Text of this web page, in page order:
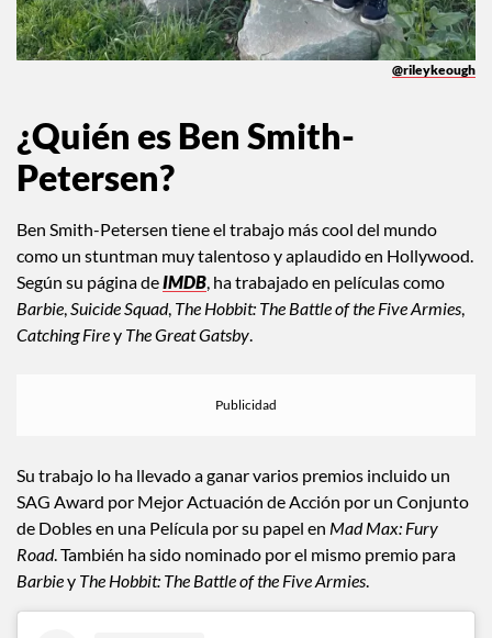
@rileykeough
¿Quién es Ben Smith-
Petersen?
Ben Smith-Petersen tiene el trabajo más cool del mundo
como un stuntman muy talentoso y aplaudido en Hollywood.
Según su página deIMDB, ha trabajado en películas como
Barbie,Suicide Squad, The Hobbit: The Battle of the Five Armies,
Catching Firey The Great Gatsby.
Su trabajo lo ha llevado a ganar varios premios incluido un
SAG Award por Mejor Actuación de Acción por un Conjunto
de Dobles en una Película por su papel en Mad Max: Fury
Road. También ha sido nominado por el mismo premio para
Barbiey The Hobbit: The Battle of the Five Armies.